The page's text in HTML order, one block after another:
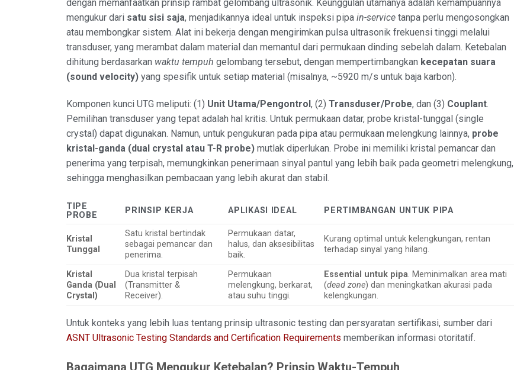
dengan memanfaatkan prinsip rambat gelombang ultrasonik. Keunggulan utamanya adalah kemampuannya
mengukur dari satu sisi saja, menjadikannya ideal untuk inspeksi pipa in-service tanpa perlu mengosongkan
atau membongkar sistem. Alat ini bekerja dengan mengirimkan pulsa ultrasonik frekuensi tinggi melalui
transduser, yang merambat dalam material dan memantul dari permukaan dinding sebelah dalam. Ketebalan
dihitung berdasarkan waktu tempuh gelombang tersebut, dengan mempertimbangkan kecepatan suara
(sound velocity) yang spesifik untuk setiap material (misalnya, ~5920 m/s untuk baja karbon).
Komponen kunci UTG meliputi: (1) Unit Utama/Pengontrol, (2) Transduser/Probe, dan (3) Couplant.
Pemilihan transduser yang tepat adalah hal kritis. Untuk permukaan datar, probe kristal-tunggal (single
crystal) dapat digunakan. Namun, untuk pengukuran pada pipa atau permukaan melengkung lainnya, probe
kristal-ganda (dual crystal atau T-R probe) mutlak diperlukan. Probe ini memiliki kristal pemancar dan
penerima yang terpisah, memungkinkan penerimaan sinyal pantul yang lebih baik pada geometri melengkung,
sehingga menghasilkan pembacaan yang lebih akurat dan stabil.
TIPE
PROBE
PRINSIP KERJA APLIKASI IDEAL PERTIMBANGAN UNTUK PIPA
Kristal
Tunggal
Satu kristal bertindak
sebagai pemancar dan
penerima.
Permukaan datar,
halus, dan aksesibilitas
baik.
Kurang optimal untuk kelengkungan, rentan
terhadap sinyal yang hilang.
Kristal
Ganda (Dual
Crystal)
Dua kristal terpisah
(Transmitter &
Receiver).
Permukaan
melengkung, berkarat,
atau suhu tinggi.
Essential untuk pipa. Meminimalkan area mati
(dead zone) dan meningkatkan akurasi pada
kelengkungan.
Untuk konteks yang lebih luas tentang prinsip ultrasonic testing dan persyaratan sertifikasi, sumber dari
ASNT Ultrasonic Testing Standards and Certification Requirements memberikan informasi otoritatif.
Bagaimana UTG Mengukur Ketebalan? Prinsip Waktu-Tempuh